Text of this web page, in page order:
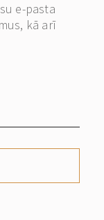
e-pasta
kā arī